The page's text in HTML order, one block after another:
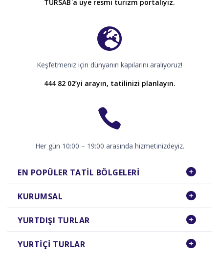
TURSAB`a üye resmi turizm portalıyız.
Keşfetmeniz için dünyanın kapılarını aralıyoruz!
444 82 02’yi arayın, tatilinizi planlayın.
Her gün 10:00 – 19:00 arasında hizmetinizdeyiz.
EN POPÜLER TATIL BÖLGELERI
KURUMSAL
YURTDIŞI TURLAR
YURTIÇI TURLAR